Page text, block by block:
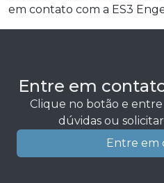
em contato com a ES3
Entre em
Clique no botão e
dúvidas ou
Entre em